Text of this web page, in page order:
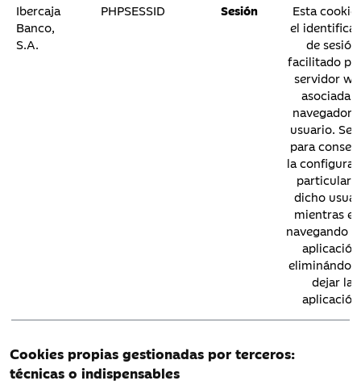
Ibercaja
Banco,
S.A.
PHPSESSID Sesión
Esta cookie
el
de sesión
facilitado
servidor
asociada
navegador
usuario. Se
para
la
particular
dicho
mientras
navegando
dejar la
Banco,
S.A.
el
Cookies propias gestionadas por terceros:
técnicas o indispensables